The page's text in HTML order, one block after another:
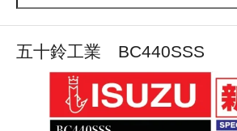
五十鈴工業 BC440SSS